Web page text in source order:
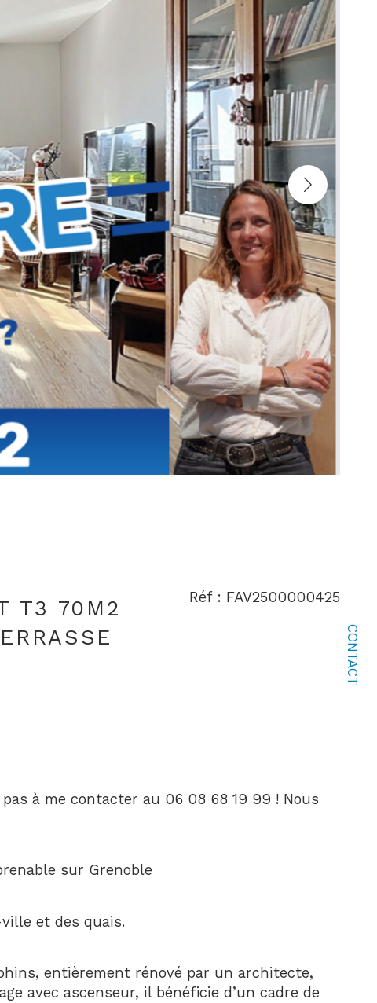
CONTACT
T3 70M2
Réf : FAV2500000425
à me contacter au 06 08 68 19 99 ! Nous
sur Grenoble
et des quais.
entièrement rénové par un architecte,
avec ascenseur, il bénéficie d’un cadre de